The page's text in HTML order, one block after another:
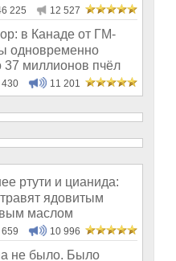
Сноудена
225 12 527
в Канаде от ГМ-
одновременно
37 миллионов пчёл
430 11 201
ртути и цианида:
травят ядовитым
маслом
10 996
не было. Было